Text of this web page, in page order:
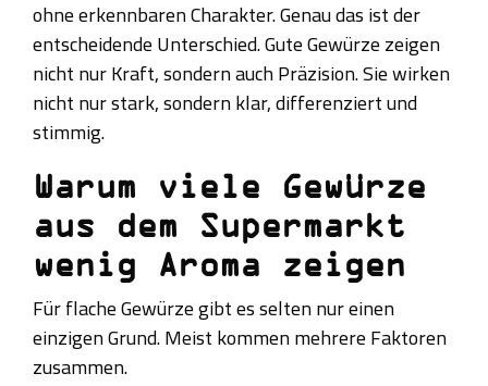
ohne erkennbaren Charakter. Genau das ist der
entscheidende Unterschied. Gute Gewürze zeigen
nicht nur Kraft, sondern auch Präzision. Sie wirken
nicht nur stark, sondern klar, differenziert und
stimmig.
Warum viele Gewürze
aus dem Supermarkt
wenig Aroma zeigen
Für flache Gewürze gibt es selten nur einen
einzigen Grund. Meist kommen mehrere Faktoren
zusammen.